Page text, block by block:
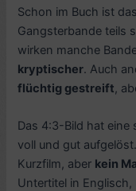
Schon im Buch ist
Gangsterbande teils
wirken manche
kryptischer. Auch
flüchtig gestreift,
Das 4:3-Bild hat eine
voll und gut
Kurzfilm, aber kein
Untertitel in